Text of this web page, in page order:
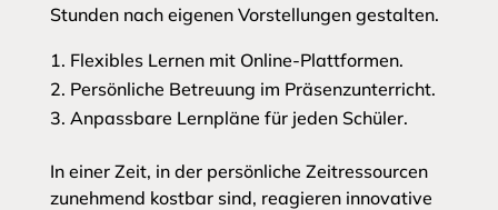
Stunden nach eigenen Vorstellungen gestalten.
Flexibles Lernen mit Online-Plattformen.
Persönliche Betreuung im Präsenzunterricht.
Anpassbare Lernpläne für jeden Schüler.
In einer Zeit, in der persönliche Zeitressourcen
zunehmend kostbar sind, reagieren innovative